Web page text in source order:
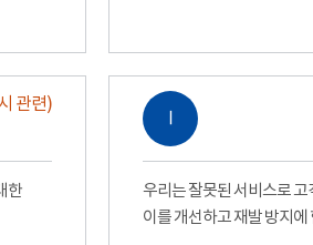
관련)
한
Ⅰ
우리는 잘못된 서비스로 고
이를 개선하고 재발 방지에